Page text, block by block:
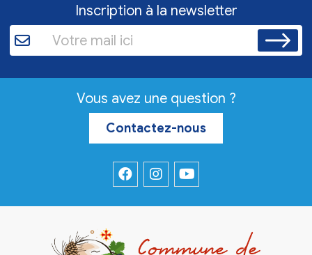
Inscription à la newsletter
Vous avez une question ?
Contactez-nous